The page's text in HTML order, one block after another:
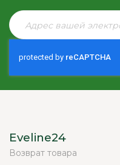
Eveline24
Возврат товара